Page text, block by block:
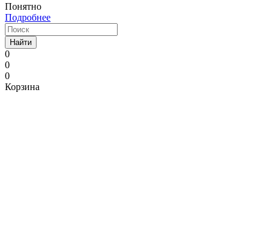
Понятно
Подробнее
Найти
0
0
0
Корзина